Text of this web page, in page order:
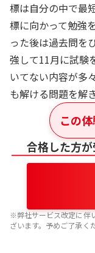
標は自分の中で最
標に向かって勉強
った後は過去問を
強して11月に試験
いてない内容が多
も解ける問題を解
この
合格した方
※弊社サービス改定に伴
ざいます。予めご了承く